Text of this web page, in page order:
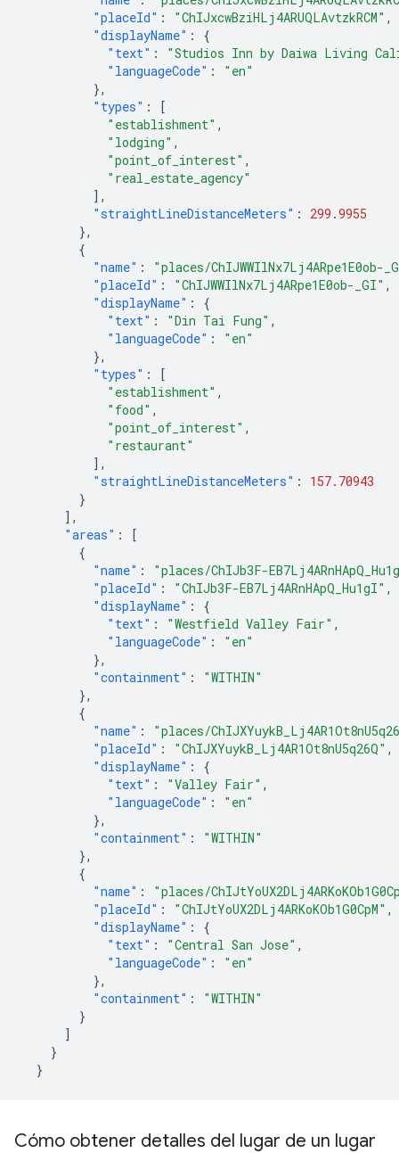
"placeId" : "ChIJxcwBziHLj4ARUQLAvtzkRCM" ,
"displayName" :
{
"text" :
"Studios Inn by Daiwa Living
"languageCode" :
"en"
},
"types" :
[
"establishment" ,
"lodging" ,
"point_of_interest" ,
"real_estate_agency"
],
"straightLineDistanceMeters" :
299.9955
},
{
"name" :
"places/ChIJWWIlNx7Lj4ARpe1E0ob-
"placeId" : "ChIJWWIlNx7Lj4ARpe1E0ob-_GI" ,
"displayName" :
{
"text" : "Din Tai Fung" ,
"languageCode" :
"en"
},
"types" :
[
"establishment" ,
"food" ,
"point_of_interest" ,
"restaurant"
],
"straightLineDistanceMeters" :
157.70943
}
],
"areas" :
[
{
"name" :
"places/ChIJb3F-
"placeId" : "ChIJb3F-EB7Lj4ARnHApQ_Hu1gI" ,
"displayName" :
{
"text" : "Westfield Valley Fair" ,
"languageCode" :
"en"
},
"containment" :
"WITHIN"
},
{
"name" :
"places/
"placeId" : "ChIJXYuykB_Lj4AR1Ot8nU5q26Q" ,
"displayName" :
{
"text" : "Valley Fair" ,
"languageCode" :
"en"
},
"containment" :
"WITHIN"
},
{
"name" :
"places/
"placeId" : "ChIJtYoUX2DLj4ARKoKOb1G0CpM" ,
"displayName" :
{
"text" : "Central San Jose" ,
"languageCode" :
"en"
},
"containment" :
"WITHIN"
}
]
}
}
Cómo obtener detalles del lugar de un lugar